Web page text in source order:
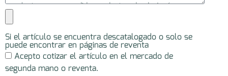
Si el artículo se encuentra descatalogado o solo se
puede encontrar en páginas de reventa
Acepto cotizar el artículo en el mercado de
segunda mano o reventa.